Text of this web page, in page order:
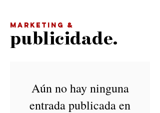
MARKETING &
publicidade.
Aún no hay ninguna
entrada publicada en